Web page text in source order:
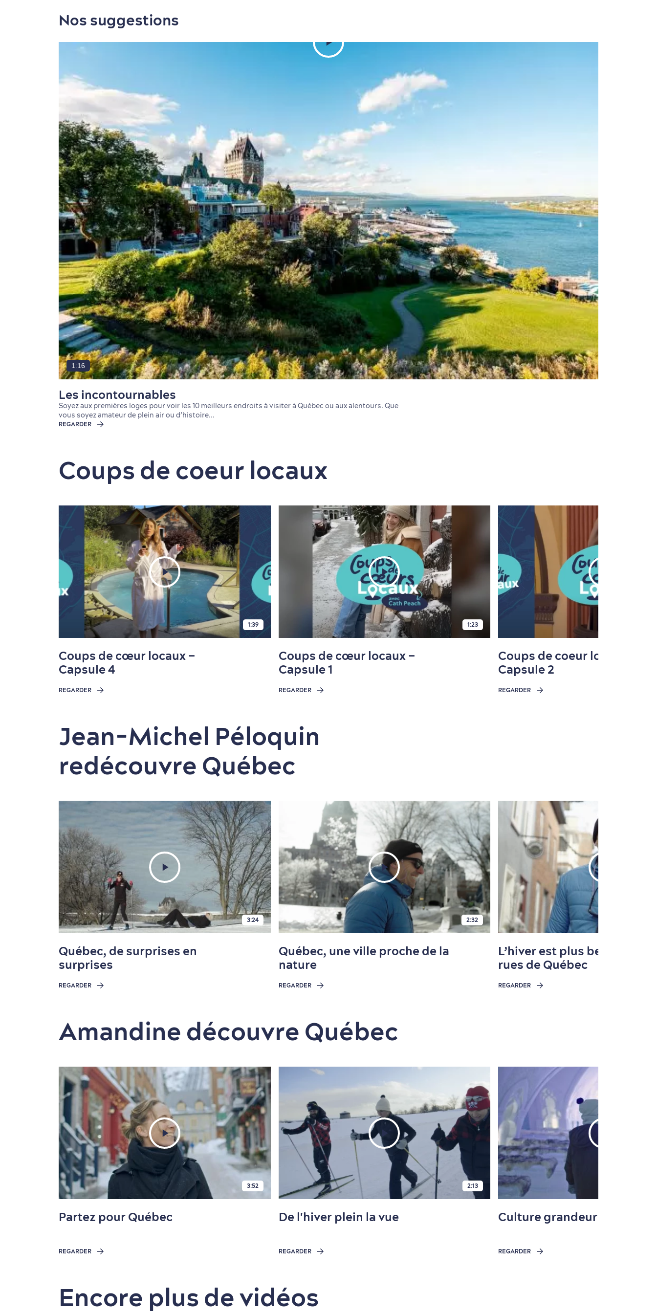
Nos suggestions
1:16
Les incontournables
Soyez aux premières loges pour voir les 10 meilleurs endroits à visiter à Québec ou aux alentours. Que
vous soyez amateur de plein air ou d’histoire...
REGARDER
Coups de coeur locaux
1:39
Coups de cœur locaux –
Capsule 4
REGARDER
1:23
Coups de cœur locaux –
Capsule 1
REGARDER
Coups de coeur locaux -
Capsule 2
REGARDER
Jean-Michel Péloquin
redécouvre Québec
3:24
Québec, de surprises en
surprises
REGARDER
2:32
Québec, une ville proche de la
nature
REGARDER
L’hiver est plus beau dans
rues de Québec
REGARDER
Amandine découvre Québec
3:52
Partez pour Québec
REGARDER
2:13
De l'hiver plein la vue
REGARDER
Culture grandeur nature
REGARDER
Encore plus de vidéos